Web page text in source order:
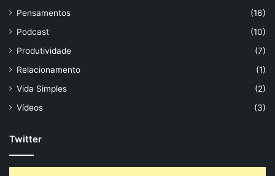
Pensamentos
(16)
Podcast
(10)
Produtividade
(7)
Relacionamento
(1)
Vida Simples
(2)
Vídeos
(3)
Twitter